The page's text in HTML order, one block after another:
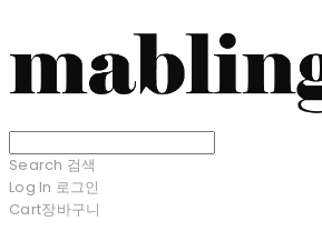
Search 검색
Log In 로그인
Cart장바구니